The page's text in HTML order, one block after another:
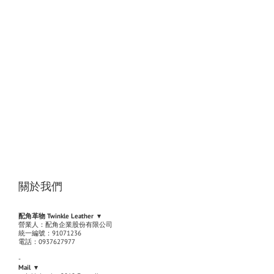
關於我們
配角革物 Twinkle Leather ▾
營業人：配角企業股份有限公司
統一編號：91071236
電話：0937627977
-
Mail ▾